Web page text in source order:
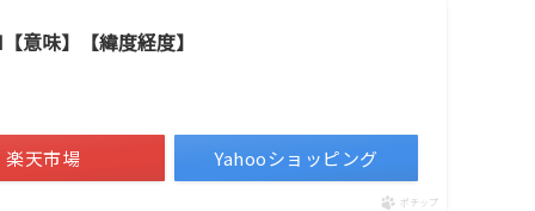
意味】【緯度経度】
楽天市場 Yahooショッピング
ポチップ